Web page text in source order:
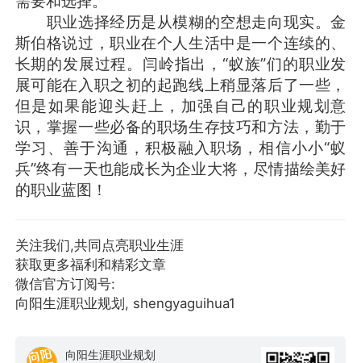
职业选择经历是从模糊的空想走向现实。金
斯伯格说过，职业在个人生活中是一个连续的、
长期的发展过程。闫岭指出，“蚁族”们的职业发
展可能在入职之初的起跑线上稍显落后了一些，
但是如果能迎头赶上，加强自己的职业规划意
识，掌握一些必备的职场生存技巧和方法，勤于
学习、善于沟通，积极融入职场，相信小小“蚁
兵”终有一天也能成长为企业大将，尽情描绘美好
的职业蓝图！
关注我们,共同点亮职业生涯
获取更多福利和精彩文章
微信官方订阅号:
向阳生涯职业规划, shengyaguihua1
向阳生涯职业规划